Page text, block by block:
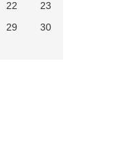
22
23
29
30